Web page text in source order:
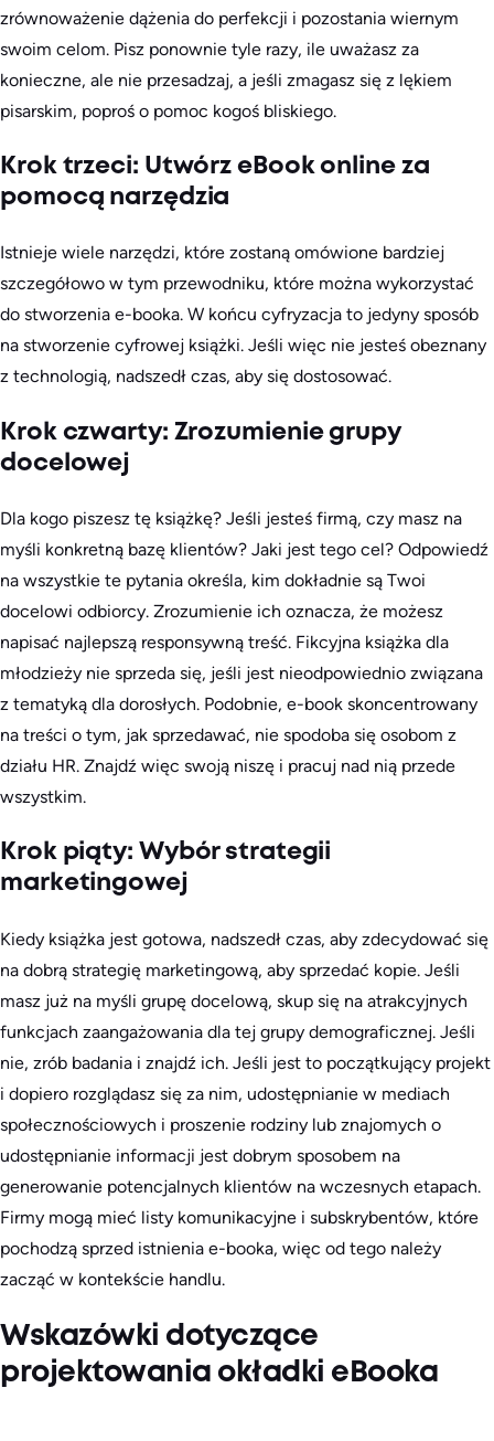
zrównoważenie dążenia do perfekcji i pozostania wiernym
swoim celom. Pisz ponownie tyle razy, ile uważasz za
konieczne, ale nie przesadzaj, a jeśli zmagasz się z lękiem
pisarskim, poproś o pomoc kogoś bliskiego.
Krok trzeci: Utwórz eBook online za
pomocą narzędzia
Istnieje wiele narzędzi, które zostaną omówione bardziej
szczegółowo w tym przewodniku, które można wykorzystać
do stworzenia e-booka. W końcu cyfryzacja to jedyny sposób
na stworzenie cyfrowej książki. Jeśli więc nie jesteś obeznany
z technologią, nadszedł czas, aby się dostosować.
Krok czwarty: Zrozumienie grupy
docelowej
Dla kogo piszesz tę książkę? Jeśli jesteś firmą, czy masz na
myśli konkretną bazę klientów? Jaki jest tego cel? Odpowiedź
na wszystkie te pytania określa, kim dokładnie są Twoi
docelowi odbiorcy. Zrozumienie ich oznacza, że możesz
napisać najlepszą responsywną treść. Fikcyjna książka dla
młodzieży nie sprzeda się, jeśli jest nieodpowiednio związana
z tematyką dla dorosłych. Podobnie, e-book skoncentrowany
na treści o tym, jak sprzedawać, nie spodoba się osobom z
działu HR. Znajdź więc swoją niszę i pracuj nad nią przede
wszystkim.
Krok piąty: Wybór strategii
marketingowej
Kiedy książka jest gotowa, nadszedł czas, aby zdecydować się
na dobrą strategię marketingową, aby sprzedać kopie. Jeśli
masz już na myśli grupę docelową, skup się na atrakcyjnych
funkcjach zaangażowania dla tej grupy demograficznej. Jeśli
nie, zrób badania i znajdź ich. Jeśli jest to początkujący projekt
i dopiero rozglądasz się za nim, udostępnianie w mediach
społecznościowych i proszenie rodziny lub znajomych o
udostępnianie informacji jest dobrym sposobem na
generowanie potencjalnych klientów na wczesnych etapach.
Firmy mogą mieć listy komunikacyjne i subskrybentów, które
pochodzą sprzed istnienia e-booka, więc od tego należy
zacząć w kontekście handlu.
Wskazówki dotyczące
projektowania okładki eBooka